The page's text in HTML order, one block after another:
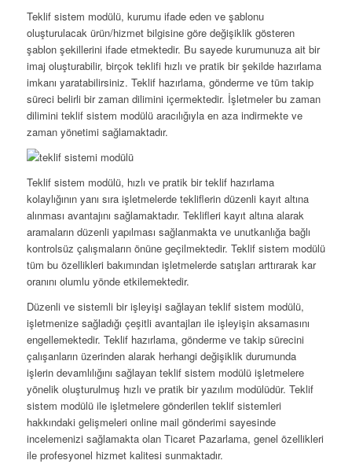
Teklif sistem modülü, kurumu ifade eden ve şablonu
oluşturulacak ürün/hizmet bilgisine göre değişiklik gösteren
şablon şekillerini ifade etmektedir. Bu sayede kurumunuza ait bir
imaj oluşturabilir, birçok teklifi hızlı ve pratik bir şekilde hazırlama
imkanı yaratabilirsiniz. Teklif hazırlama, gönderme ve tüm takip
süreci belirli bir zaman dilimini içermektedir. İşletmeler bu zaman
dilimini teklif sistem modülü aracılığıyla en aza indirmekte ve
zaman yönetimi sağlamaktadır.
Teklif sistem modülü, hızlı ve pratik bir teklif hazırlama
kolaylığının yanı sıra işletmelerde tekliflerin düzenli kayıt altına
alınması avantajını sağlamaktadır. Teklifleri kayıt altına alarak
aramaların düzenli yapılması sağlanmakta ve unutkanlığa bağlı
kontrolsüz çalışmaların önüne geçilmektedir. Teklif sistem modülü
tüm bu özellikleri bakımından işletmelerde satışları arttırarak kar
oranını olumlu yönde etkilemektedir.
Düzenli ve sistemli bir işleyişi sağlayan teklif sistem modülü,
işletmenize sağladığı çeşitli avantajları ile işleyişin aksamasını
engellemektedir. Teklif hazırlama, gönderme ve takip sürecini
çalışanların üzerinden alarak herhangi değişiklik durumunda
işlerin devamlılığını sağlayan teklif sistem modülü işletmelere
yönelik oluşturulmuş hızlı ve pratik bir yazılım modülüdür. Teklif
sistem modülü ile işletmelere gönderilen teklif sistemleri
hakkındaki gelişmeleri online mail gönderimi sayesinde
incelemenizi sağlamakta olan Ticaret Pazarlama, genel özellikleri
ile profesyonel hizmet kalitesi sunmaktadır.